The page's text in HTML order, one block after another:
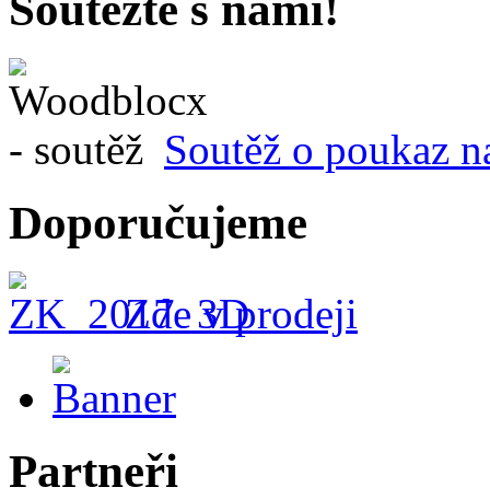
Soutěž o poukaz
Doporučujeme
Zde v prodeji
Partneři